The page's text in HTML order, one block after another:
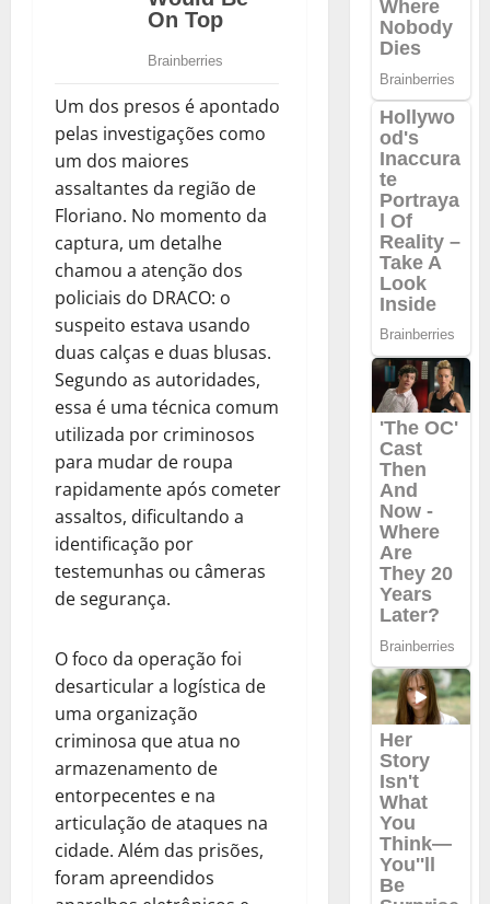
Um dos presos é apontado
pelas investigações como
um dos maiores
assaltantes da região de
Floriano. No momento da
captura, um detalhe
chamou a atenção dos
policiais do DRACO: o
suspeito estava usando
duas calças e duas blusas.
Segundo as autoridades,
essa é uma técnica comum
utilizada por criminosos
para mudar de roupa
rapidamente após cometer
assaltos, dificultando a
identificação por
testemunhas ou câmeras
de segurança.
O foco da operação foi
desarticular a logística de
uma organização
criminosa que atua no
armazenamento de
entorpecentes e na
articulação de ataques na
cidade. Além das prisões,
foram apreendidos